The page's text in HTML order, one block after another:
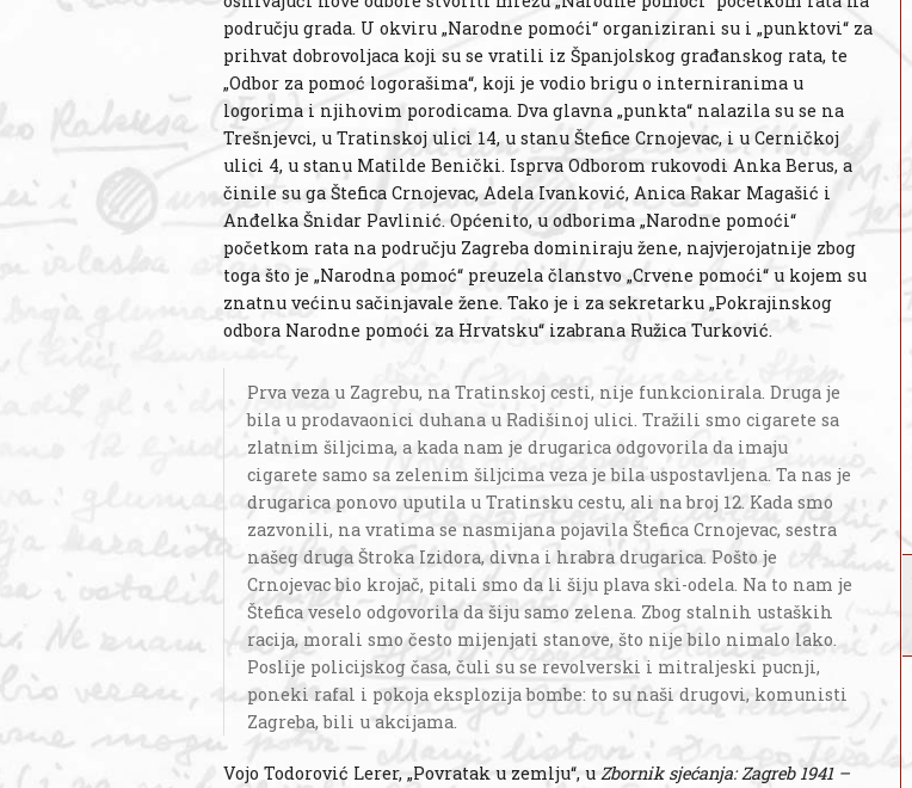
području grada. U okviru „Narodne pomoći“ organizirani su i „punktovi“ za
prihvat dobrovoljaca koji su se vratili iz Španjolskog građanskog rata, te
„Odbor za pomoć logorašima“, koji je vodio brigu o interniranima u
logorima i njihovim porodicama. Dva glavna „punkta“ nalazila su se na
Trešnjevci, u Tratinskoj ulici 14, u stanu Štefice Crnojevac, i u Cerničkoj
ulici 4, u stanu Matilde Benički. Isprva Odborom rukovodi Anka Berus, a
činile su ga Štefica Crnojevac, Adela Ivanković, Anica Rakar Magašić i
Anđelka Šnidar Pavlinić. Općenito, u odborima „Narodne pomoći“
početkom rata na području Zagreba dominiraju žene, najvjerojatnije zbog
toga što je „Narodna pomoć“ preuzela članstvo „Crvene pomoći“ u kojem su
znatnu većinu sačinjavale žene. Tako je i za sekretarku „Pokrajinskog
odbora Narodne pomoći za Hrvatsku“ izabrana Ružica Turković.
Prva veza u Zagrebu, na Tratinskoj cesti, nije funkcionirala. Druga je
bila u prodavaonici duhana u Radišinoj ulici. Tražili smo cigarete sa
zlatnim šiljcima, a kada nam je drugarica odgovorila da imaju
cigarete samo sa zelenim šiljcima veza je bila uspostavljena. Ta nas je
drugarica ponovo uputila u Tratinsku cestu, ali na broj 12. Kada smo
zazvonili, na vratima se nasmijana pojavila Štefica Crnojevac, sestra
našeg druga Štroka Izidora, divna i hrabra drugarica. Pošto je
Crnojevac bio krojač, pitali smo da li šiju plava ski-odela. Na to nam je
Štefica veselo odgovorila da šiju samo zelena. Zbog stalnih ustaških
racija, morali smo često mijenjati stanove, što nije bilo nimalo lako.
Poslije policijskog časa, čuli su se revolverski i mitraljeski pucnji,
poneki rafal i pokoja eksplozija bombe: to su naši drugovi, komunisti
Zagreba, bili u akcijama.
Vojo Todorović Lerer, „Povratak u zemlju“, u Zbornik sjećanja: Zagreb 1941 –